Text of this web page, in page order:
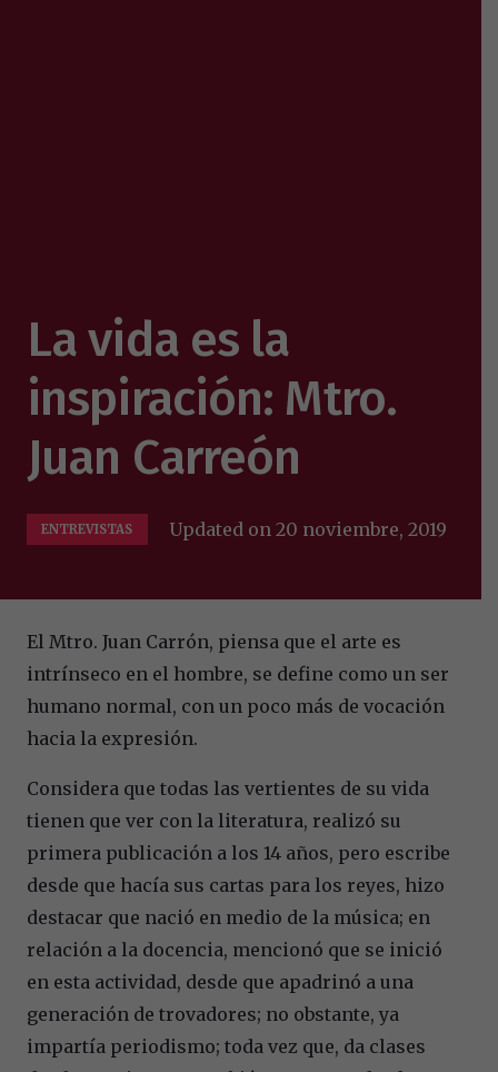
La vida es la
inspiración: Mtro.
Juan Carreón
ENTREVISTAS Updated on20 noviembre, 2019
El Mtro. Juan Carrón, piensa que el arte es
intrínseco en el hombre, se define como un ser
humano normal, con un poco más de vocación
hacia la expresión.
Considera que todas las vertientes de su vida
tienen que ver con la literatura, realizó su
primera publicación a los 14 años, pero escribe
desde que hacía sus cartas para los reyes, hizo
destacar que nació en medio de la música; en
relación a la docencia, mencionó que se inició
en esta actividad, desde que apadrinó a una
generación de trovadores; no obstante, ya
impartía periodismo; toda vez que, da clases